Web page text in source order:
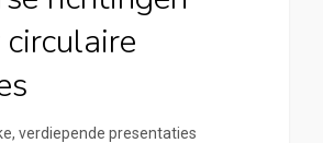
verdiepende presentaties